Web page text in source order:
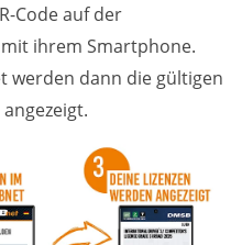
Code auf der
ihrem Smartphone.
werden dann die gültigen